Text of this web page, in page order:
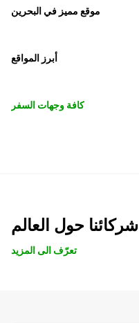
موقع مميز في البحرين
أبرز المواقع
كافة وجهات السفر
شركائنا حول العالم
تعرّف الى المزيد